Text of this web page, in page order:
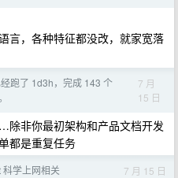
言，各种特征都没改，就家宽落
跑了 1d3h，完成 143 个
7 月
15 日
非你最初架构和产品文档开发
都是重复任务
科学上网相关 7 月 15 日